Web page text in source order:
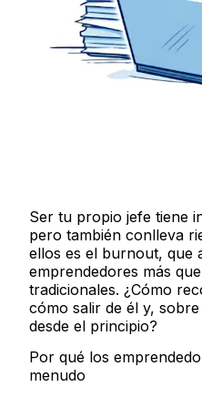
Ser tu propio jefe tiene
pero también conlleva
ellos es el burnout, que
emprendedores más
tradicionales. ¿Cómo
cómo salir de él y,
desde el principio?
Por qué los
menudo